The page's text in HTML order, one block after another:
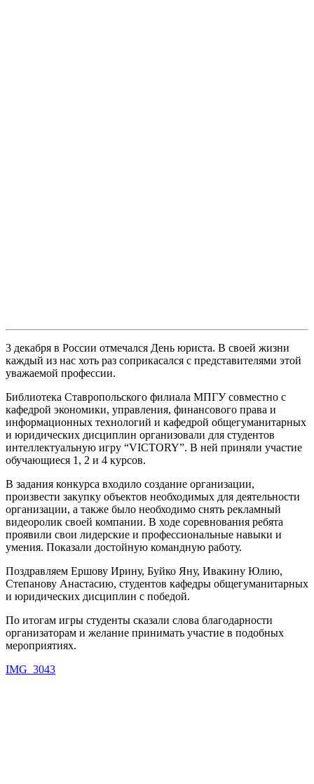
3 декабря в России отмечался День юриста. В своей жизни
каждый из нас хоть раз соприкасался с представителями этой
уважаемой профессии.
Библиотека Ставропольского филиала МПГУ совместно с
кафедрой экономики, управления, финансового права и
информационных технологий и кафедрой общегуманитарных
и юридических дисциплин организовали для студентов
интеллектуальную игру “VICTORY”. В ней приняли участие
обучающиеся 1, 2 и 4 курсов.
В задания конкурса входило создание организации,
произвести закупку объектов необходимых для деятельности
организации, а также было необходимо снять рекламный
видеоролик своей компании. В ходе соревнования ребята
проявили свои лидерские и профессиональные навыки и
умения. Показали достойную командную работу.
Поздравляем Ершову Ирину, Буйко Яну, Ивакину Юлию,
Степанову Анастасию, студентов кафедры общегуманитарных
и юридических дисциплин с победой.
По итогам игры студенты сказали слова благодарности
организаторам и желание принимать участие в подобных
мероприятиях.
IMG_3043